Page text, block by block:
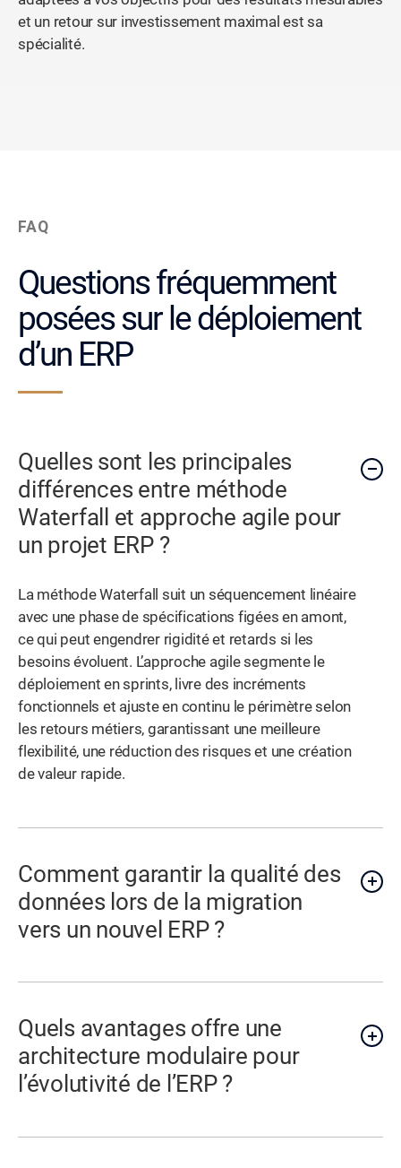
et un retour sur investissement maximal est sa
spécialité.
FAQ
Questions fréquemment
posées sur le déploiement
d’un ERP
Quelles sont les principales
différences entre méthode
Waterfall et approche agile pour
un projet ERP ?
La méthode Waterfall suit un séquencement linéaire
avec une phase de spécifications figées en amont,
ce qui peut engendrer rigidité et retards si les
besoins évoluent. L’approche agile segmente le
déploiement en sprints, livre des incréments
fonctionnels et ajuste en continu le périmètre selon
les retours métiers, garantissant une meilleure
flexibilité, une réduction des risques et une création
de valeur rapide.
Comment garantir la qualité des
données lors de la migration
vers un nouvel ERP ?
Quels avantages offre une
architecture modulaire pour
l’évolutivité de l’ERP ?